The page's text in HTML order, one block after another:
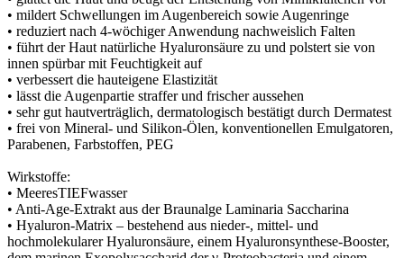
• mildert Schwellungen im Augenbereich sowie Augenringe
• reduziert nach 4-wöchiger Anwendung nachweislich Falten
• führt der Haut natürliche Hyaluronsäure zu und polstert sie von
innen spürbar mit Feuchtigkeit auf
• verbessert die hauteigene Elastizität
• lässt die Augenpartie straffer und frischer aussehen
• sehr gut hautverträglich, dermatologisch bestätigt durch Dermatest
• frei von Mineral- und Silikon-Ölen, konventionellen Emulgatoren,
Parabenen, Farbstoffen, PEG
Wirkstoffe:
• MeeresTIEFwasser
• Anti-Age-Extrakt aus der Braunalge Laminaria Saccharina
• Hyaluron-Matrix – bestehend aus nieder-, mittel- und
hochmolekularer Hyaluronsäure, einem Hyaluronsynthese-Booster,